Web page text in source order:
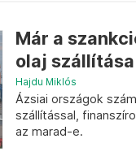
Már a
olaj szállítása
Hajdu Miklós
Ázsiai országok
szállítással,
az marad-e.